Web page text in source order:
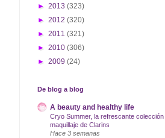
► 2013 (323)
► 2012 (320)
► 2011 (321)
► 2010 (306)
► 2009 (24)
De blog a blog
A beauty and healthy life
Cryo Summer, la refrescante colección
maquillaje de Clarins
Hace 3 semanas